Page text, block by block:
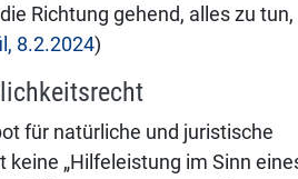
Richtung gehend, alles zu tun,
8.2.2024)
für natürliche und juristische
„Hilfeleistung im Sinn